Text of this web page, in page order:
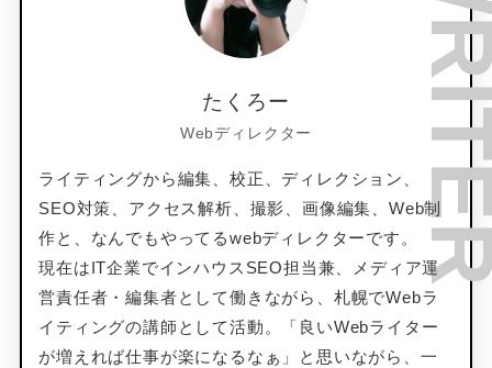
たくろー
Webディレクター
ライティングから編集、校正、ディレクション、
SEO対策、アクセス解析、撮影、画像編集、Web制
作と、なんでもやってるwebディレクターです。
現在はIT企業でインハウスSEO担当兼、メディア運
営責任者・編集者として働きながら、札幌でWebラ
イティングの講師として活動。「良いWebライター
が増えれば仕事が楽になるなぁ」と思いながら、一